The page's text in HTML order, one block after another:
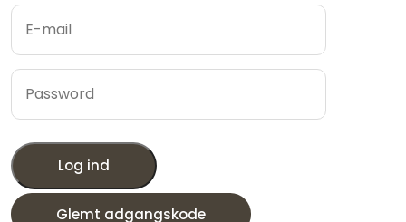
Log ind
Glemt adgangskode